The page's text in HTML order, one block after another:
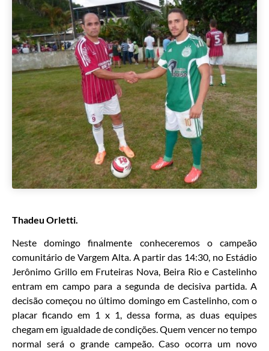
Thadeu Orletti.
Neste domingo finalmente conheceremos o campeão
comunitário de Vargem Alta. A partir das 14:30, no Estádio
Jerônimo Grillo em Fruteiras Nova, Beira Rio e Castelinho
entram em campo para a segunda de decisiva partida. A
decisão começou no último domingo em Castelinho, com o
placar ficando em 1 x 1, dessa forma, as duas equipes
chegam em igualdade de condições. Quem vencer no tempo
normal será o grande campeão. Caso ocorra um novo